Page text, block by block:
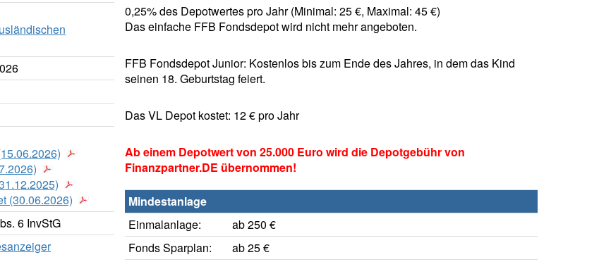
(30.06.2026)
6 InvStG
0,25% des Depotwertes pro Jahr (Minimal: 25 €, Maximal: 45 €)
Das einfache FFB Fondsdepot wird nicht mehr angeboten.
FFB Fondsdepot Junior: Kostenlos bis zum Ende des Jahres, in dem das Kind
seinen 18. Geburtstag feiert.
Das VL Depot kostet: 12 € pro Jahr
Ab einem Depotwert von 25.000 Euro wird die Depotgebühr von
Finanzpartner.DE übernommen!
Mindestanlage
Einmalanlage:
ab 250 €
Fonds Sparplan:
ab 25 €